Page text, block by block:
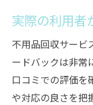
実際の利用者
不用品回収サービ
ードバックは非常
口コミでの評価を
や対応の良さを把